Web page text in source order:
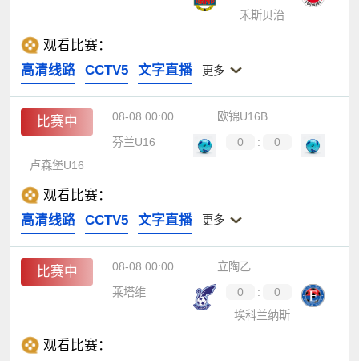
禾斯贝治
观看比赛：
高清线路
CCTV5 文字直播 更多
比赛中 08-08 00:00
欧锦U16B
芬兰U16
0 :
0
卢森堡U16
观看比赛：
高清线路
CCTV5 文字直播 更多
比赛中 08-08 00:00
立陶乙
莱塔维
0 :
0
埃科兰纳斯
观看比赛：